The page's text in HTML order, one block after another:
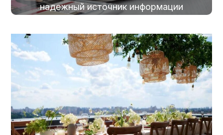
надежный источник информации